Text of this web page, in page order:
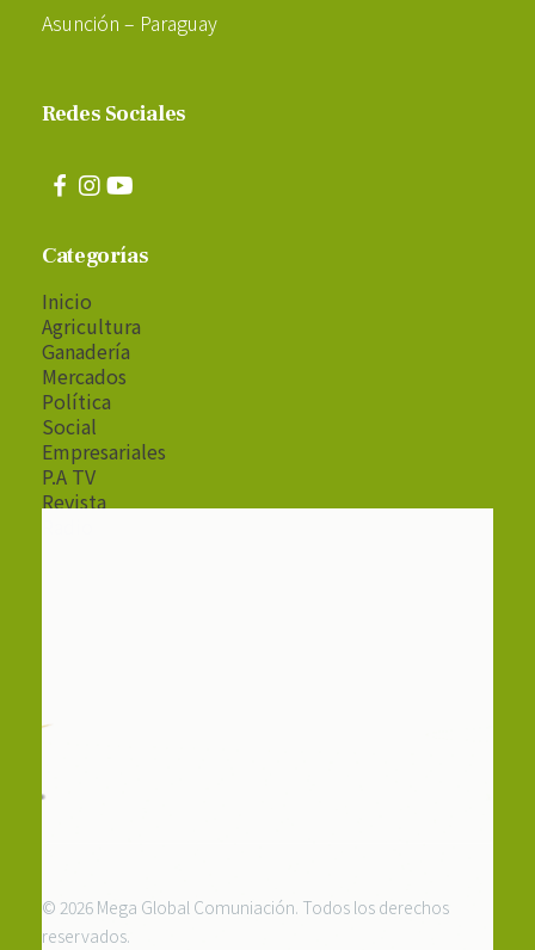
Asunción – Paraguay
Redes Sociales
Categorías
Inicio
Agricultura
Ganadería
Mercados
Política
Social
Empresariales
P.A TV
Revista
© 2026 Mega Global Comuniación. Todos los derechos
reservados.